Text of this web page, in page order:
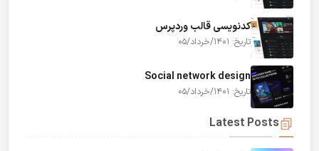
کدنویسی قالب وردپرس
تاریخ: 1401/خرداد/05
Social network design
تاریخ: 1401/خرداد/05
Latest Posts